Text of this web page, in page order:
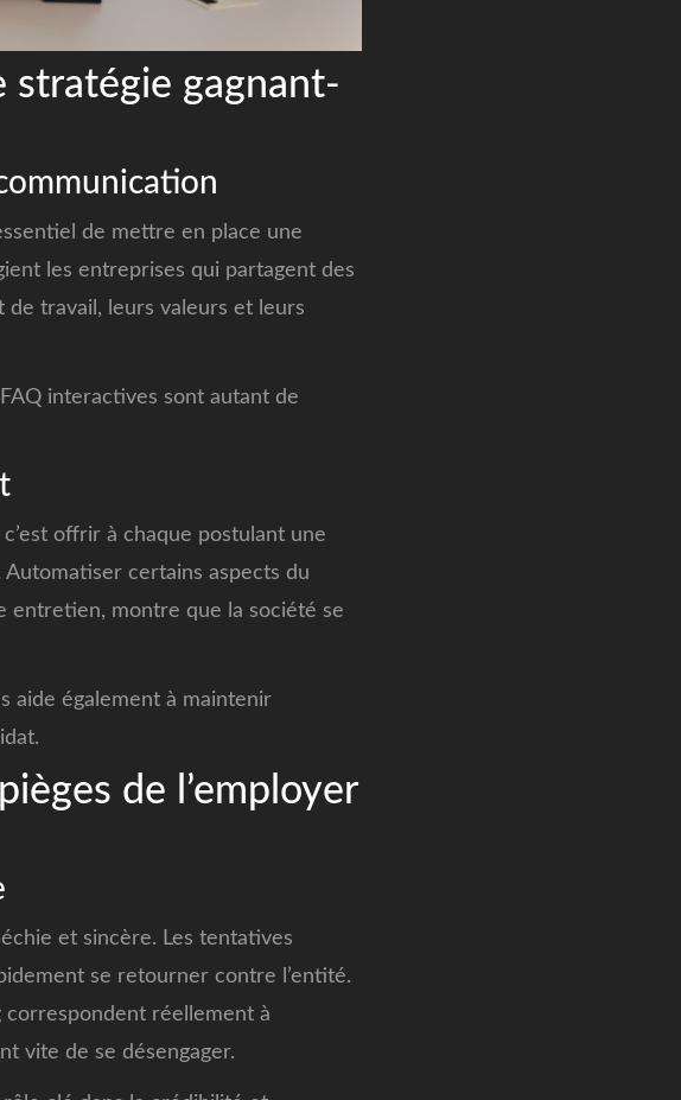
stratégie gagnant-
de mettre en place une
les entreprises qui partagent des
travail, leurs valeurs et leurs
interactives sont autant de
offrir à chaque postulant une
certains aspects du
entretien, montre que la société se
aide également à maintenir
de l’employer
et sincère. Les tentatives
se retourner contre l’entité.
correspondent réellement à
vite de se désengager.